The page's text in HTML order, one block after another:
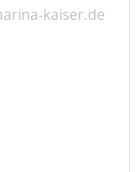
kaiser.de